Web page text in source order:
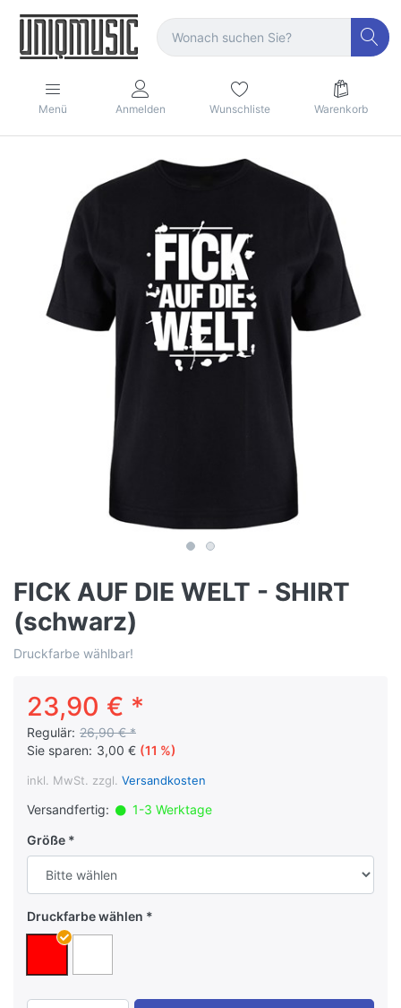
Menü Anmelden Wunschliste Warenkorb
FICK AUF DIE WELT - SHIRT
(schwarz)
Druckfarbe wählbar!
23,90 € *
Regulär: 26,90 € *
Sie sparen: 3,00 € (11 %)
inkl. MwSt. zzgl. Versandkosten
Versandfertig:
1-3 Werktage
Größe
Druckfarbe wählen